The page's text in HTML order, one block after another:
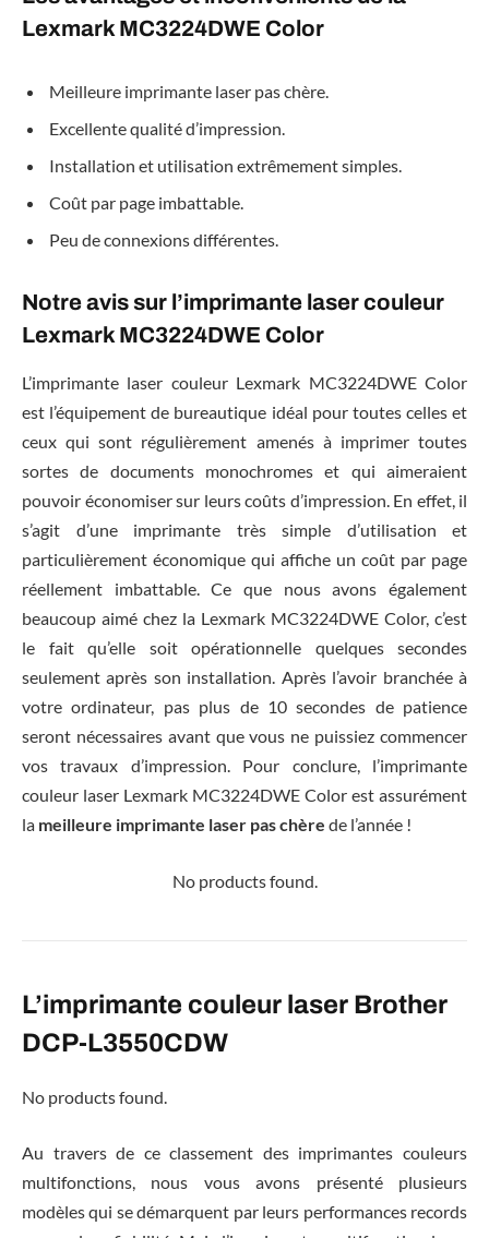
Lexmark MC3224DWE Color
Meilleure imprimante laser pas chère.
Excellente qualité d’impression.
Installation et utilisation extrêmement simples.
Coût par page imbattable.
Peu de connexions différentes.
Notre avis sur l’imprimante laser couleur
Lexmark MC3224DWE Color
L’imprimante laser couleur Lexmark MC3224DWE Color
est l’équipement de bureautique idéal pour toutes celles et
ceux qui sont régulièrement amenés à imprimer toutes
sortes de documents monochromes et qui aimeraient
pouvoir économiser sur leurs coûts d’impression. En effet, il
s’agit d’une imprimante très simple d’utilisation et
particulièrement économique qui affiche un coût par page
réellement imbattable. Ce que nous avons également
beaucoup aimé chez la Lexmark MC3224DWE Color, c’est
le fait qu’elle soit opérationnelle quelques secondes
seulement après son installation. Après l’avoir branchée à
votre ordinateur, pas plus de 10 secondes de patience
seront nécessaires avant que vous ne puissiez commencer
vos travaux d’impression. Pour conclure, l’imprimante
couleur laser Lexmark MC3224DWE Color est assurément
la meilleure imprimante laser pas chère de l’année !
No products found.
L’imprimante couleur laser Brother
DCP-L3550CDW
No products found.
Au travers de ce classement des imprimantes couleurs
multifonctions, nous vous avons présenté plusieurs
modèles qui se démarquent par leurs performances records